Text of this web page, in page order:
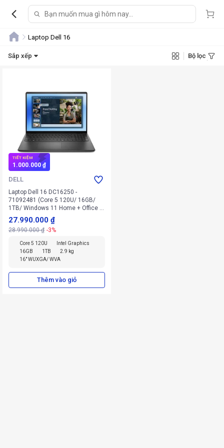
Laptop Dell 16
Sắp xếp Bộ lọc
TIẾT KIỆM
1.000.000 ₫
DELL
Laptop Dell 16 DC16250 -
71092481 (Core 5 120U/ 16GB/
1TB/ Windows 11 Home + Office +
Microsoft)
27.990.000 ₫
28.990.000 ₫ -3%
Core 5 120U
Intel Graphics
16GB
1TB
2.9 kg
16" WUXGA/ WVA
Thêm vào giỏ